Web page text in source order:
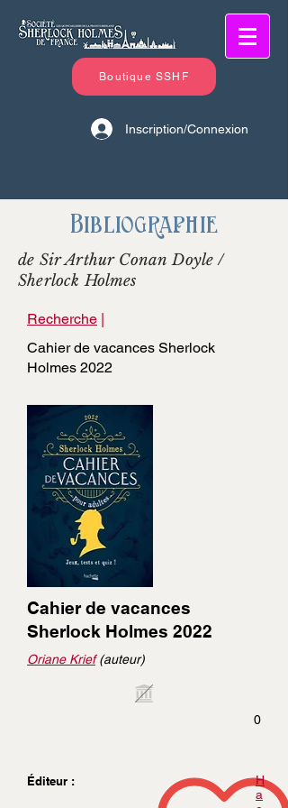
Boutique SSHF
Inscription/Connexion
Bibliographie
de Sir Arthur Conan Doyle /
Sherlock Holmes
Recherche |
Cahier de vacances Sherlock
Holmes 2022
Cahier de vacances
Sherlock Holmes 2022
Oriane Krief(auteur)
0
Éditeur :
H
a